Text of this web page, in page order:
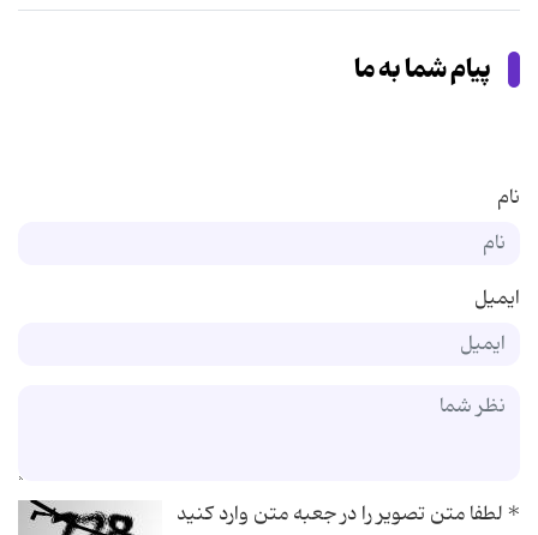
پیام شما به ما
نام
ایمیل
*لطفا متن تصویر را در جعبه متن وارد کنید